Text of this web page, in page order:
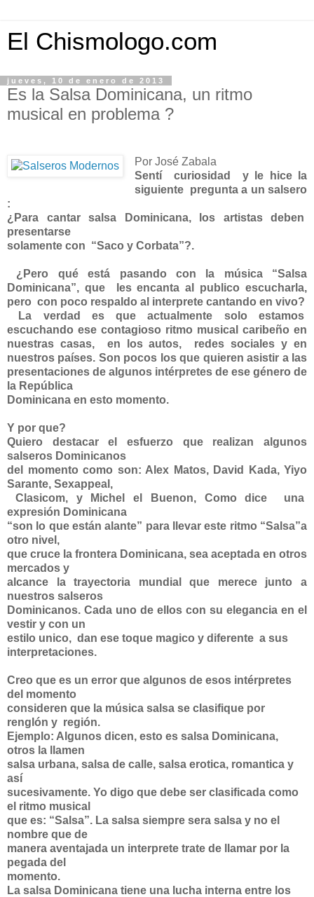
El Chismologo.com
jueves, 10 de enero de 2013
Es la Salsa Dominicana, un ritmo
musical en problema ?
Por José Zabala
Sentí curiosidad y le hice la
siguiente pregunta a un salsero
:
¿Para cantar salsa Dominicana, los artistas deben
presentarse
solamente con “Saco y Corbata”?.
¿Pero qué está pasando con la música “Salsa
Dominicana”, que les encanta al publico escucharla,
pero con poco respaldo al interprete cantando en vivo?
La verdad es que actualmente solo estamos
escuchando ese contagioso ritmo musical caribeño en
nuestras casas, en los autos, redes sociales y en
nuestros países. Son pocos los que quieren asistir a las
presentaciones de algunos intérpretes de ese género de
la República
Dominicana en esto momento.
Y por que?
Quiero destacar el esfuerzo que realizan algunos
salseros Dominicanos
del momento como son: Alex Matos, David Kada, Yiyo
Sarante, Sexappeal,
Clasicom, y Michel el Buenon, Como dice una
expresión Dominicana
“son lo que están alante” para llevar este ritmo “Salsa”a
otro nivel,
que cruce la frontera Dominicana, sea aceptada en otros
mercados y
alcance la trayectoria mundial que merece junto a
nuestros salseros
Dominicanos. Cada uno de ellos con su elegancia en el
vestir y con un
estilo unico, dan ese toque magico y diferente a sus
interpretaciones.
Creo que es un error que algunos de esos intérpretes
del momento
consideren que la música salsa se clasifique por
renglón y región.
Ejemplo: Algunos dicen, esto es salsa Dominicana,
otros la llamen
salsa urbana, salsa de calle, salsa erotica, romantica y
así
sucesivamente. Yo digo que debe ser clasificada como
el ritmo musical
que es: “Salsa”. La salsa siempre sera salsa y no el
nombre que de
manera aventajada un interprete trate de llamar por la
pegada del
momento.
La salsa Dominicana tiene una lucha interna entre los